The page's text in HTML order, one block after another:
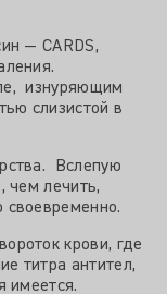
— CARDS,
изнуряющим
слизистой в
Вслепую
чем лечить,
своевременно.
крови, где
титра антител,
имеется.